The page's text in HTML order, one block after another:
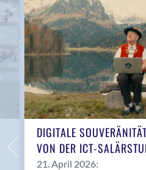
Anwil
Appenzell
Au SG
Baar
Baden
Balsthal
Balzers
Basel
Bassersdorf
Belp
DIGITALE
VON DER ICT-
21. April 2026: